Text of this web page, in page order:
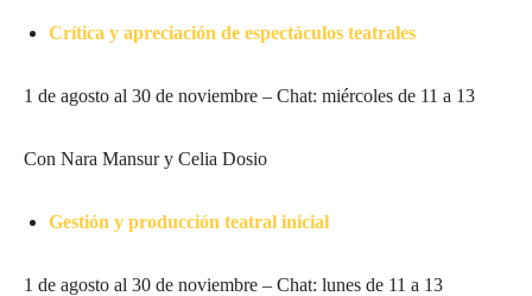
Crítica y apreciación de espectáculos teatrales
1 de agosto al 30 de noviembre – Chat: miércoles de 11 a 13
Con Nara Mansur y Celia Dosio
Gestión y producción teatral inicial
1 de agosto al 30 de noviembre – Chat: lunes de 11 a 13